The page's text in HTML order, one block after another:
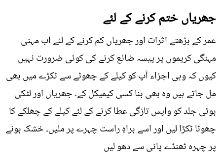
جھریاں ختم کرنے کے لئے
عمر کے بڑھتے اثرات اور جھریاں کم کرنے کے لئے اب مہنی
مہنگی کریموں پر پیسہ ضائع کرنے کی کوئی ضرورت نہیں
کیوں کہ وہی اجزاء آپ کو کیلے کے چھوٹے سے ٹکڑے میں بھی
مل جاتے ہیں وہ بھی بنا کسی کیمیکل کے۔ جھریاں اور لٹکی
ہوئی جلد کو واپس تازگی عطا کرنے کے لئے کیلے کے چھلکے کا
چھوٹا ٹکڑا لیں اور اسے براہِ راست چہرے پر ملیں۔ خشک ہونے
پر چہرہ ٹھنڈے پانی سے دھو لیں